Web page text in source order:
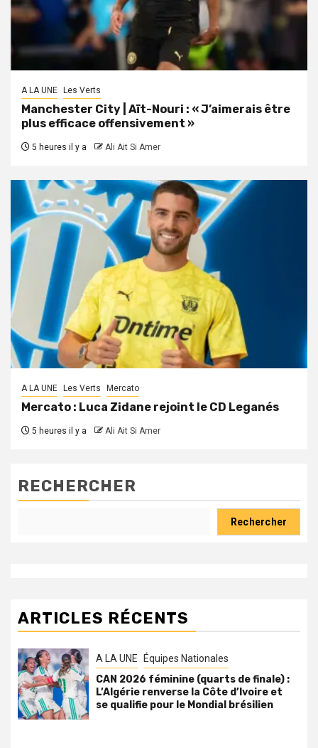
A LA UNE Les Verts
Manchester City | Aït-Nouri : « J’aimerais être
plus efficace offensivement »
5 heures il y a Ali Ait Si Amer
A LA UNE Les Verts Mercato
Mercato : Luca Zidane rejoint le CD Leganés
5 heures il y a Ali Ait Si Amer
RECHERCHER
Rechercher
ARTICLES RÉCENTS
A LA UNE Équipes Nationales
CAN 2026 féminine (quarts de finale) :
L’Algérie renverse la Côte d’Ivoire et
se qualifie pour le Mondial brésilien